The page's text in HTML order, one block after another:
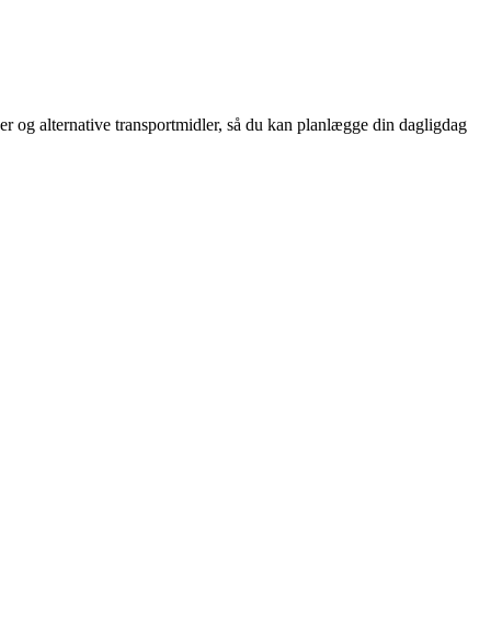
og alternative transportmidler, så du kan planlægge din dagligdag